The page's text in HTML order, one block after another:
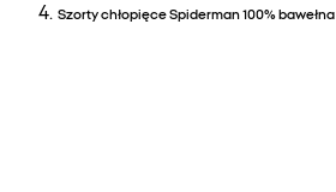
Szorty chłopięce Spiderman 100% bawełna